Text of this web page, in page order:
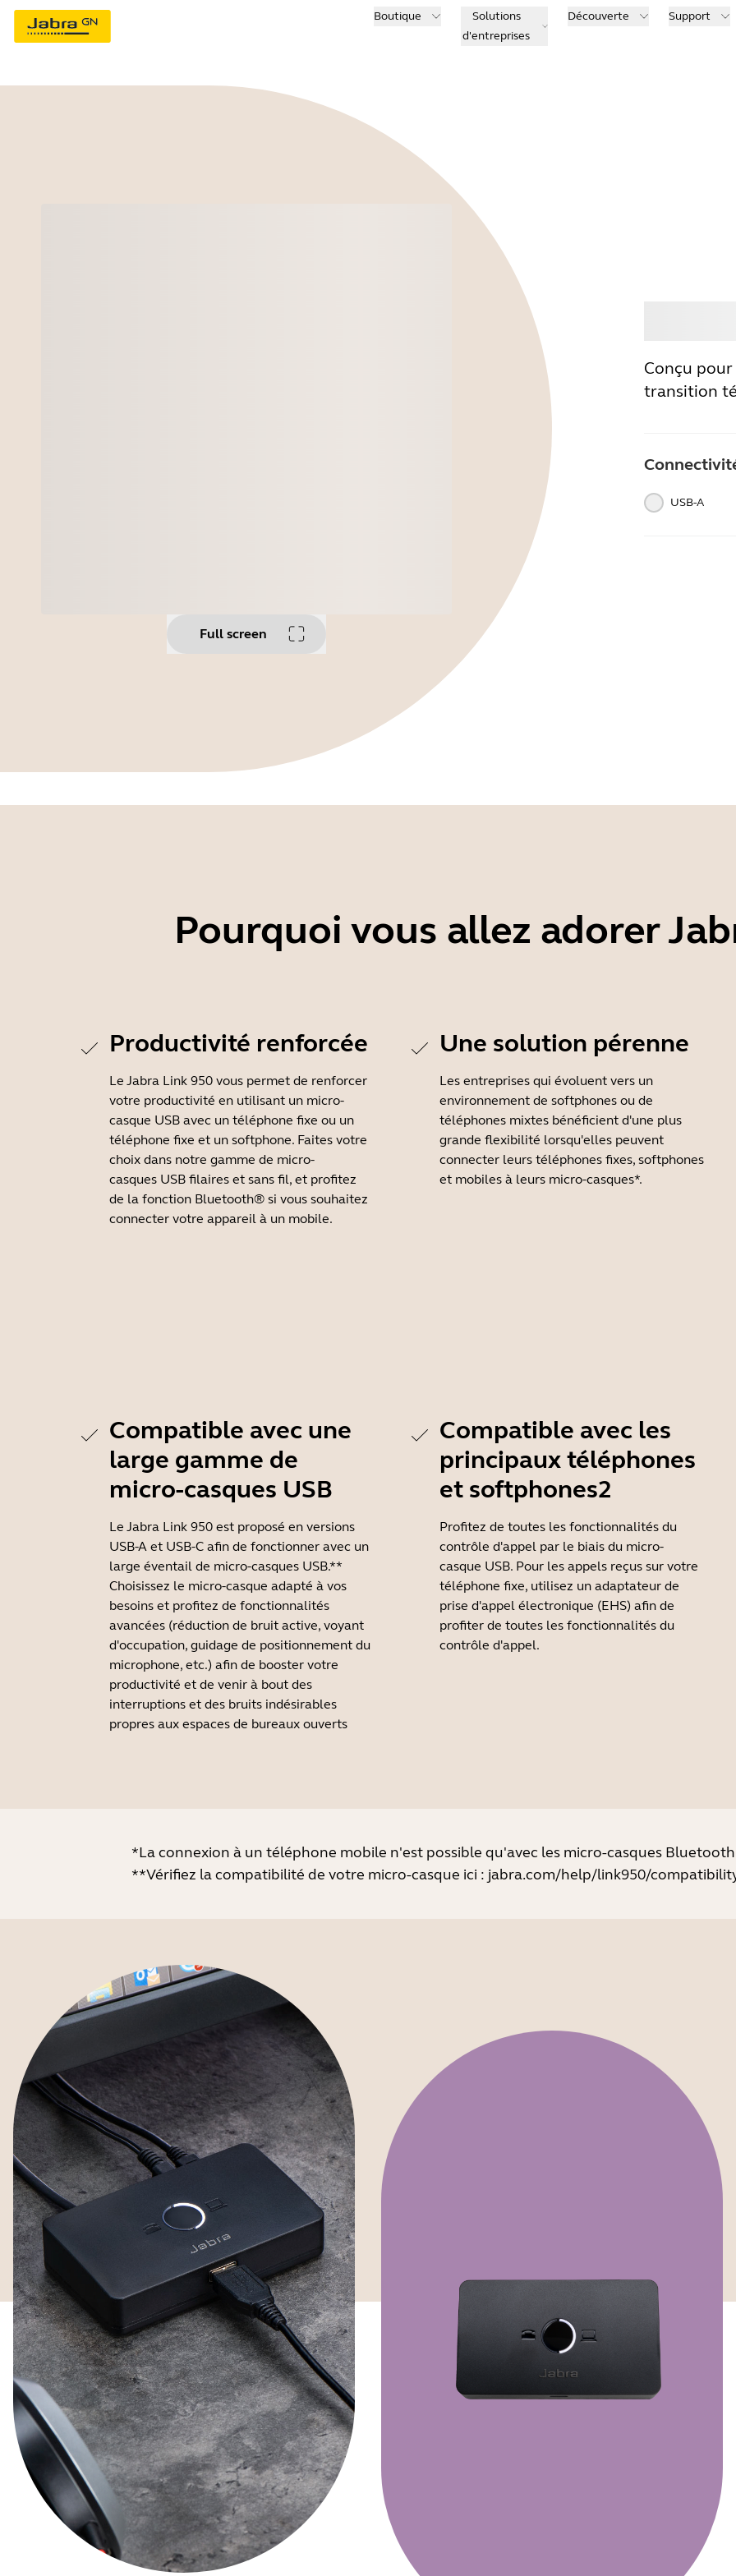
Boutique
Solutions
d'entreprises
Découverte Support
Full screen
Conçu
transition
USB-A
Pourquoi vous allez adorer
Productivité renforcée
Le Jabra Link 950 vous permet de renforcer
votre productivité en utilisant un micro-
casque USB avec un téléphone fixe ou un
téléphone fixe et un softphone. Faites votre
choix dans notre gamme de micro-
casques USB filaires et sans fil, et profitez
de la fonction Bluetooth® si vous souhaitez
connecter votre appareil à un mobile.
Une solution pérenne
Les entreprises qui évoluent vers un
environnement de softphones ou de
téléphones mixtes bénéficient d'une plus
grande flexibilité lorsqu'elles peuvent
connecter leurs téléphones fixes, softphones
et mobiles à leurs micro-casques*.
Compatible avec une
large gamme de
micro-casques USB
Le Jabra Link 950 est proposé en versions
USB-A et USB-C afin de fonctionner avec un
large éventail de micro-casques USB.**
Choisissez le micro-casque adapté à vos
besoins et profitez de fonctionnalités
avancées (réduction de bruit active, voyant
d'occupation, guidage de positionnement du
microphone, etc.) afin de booster votre
productivité et de venir à bout des
interruptions et des bruits indésirables
propres aux espaces de bureaux ouverts
Compatible avec les
principaux téléphones
et softphones2
Profitez de toutes les fonctionnalités du
contrôle d'appel par le biais du micro-
casque USB. Pour les appels reçus sur votre
téléphone fixe, utilisez un adaptateur de
prise d'appel électronique (EHS) afin de
profiter de toutes les fonctionnalités du
contrôle d'appel.
*La connexion à un téléphone mobile n'est possible qu'avec les micro-casques
**Vérifiez la compatibilité de votre micro-casque ici : jabra.com/help/link950/